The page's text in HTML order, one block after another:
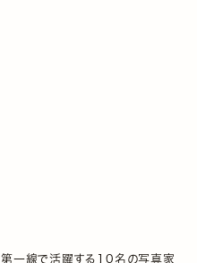
第一線で活躍する10名の写真家